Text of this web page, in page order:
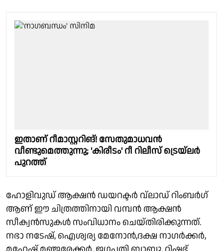
ഇതാണ് റീമാസ്റ്ററിങ്! സേതുമാധവൻ
വീണ്ടുമെത്തുന്നു; 'കിരീടം' റീ റിലീസ് ട്രെയ്‌ലർ
പുറത്ത്
ഹോളിവുഡ് ആക്ഷൻ ഡയറക്ടർ വ്ലാഡ് റിംബർഗ്
ആണ് ഈ ചിത്രത്തിനായി വമ്പൻ ആക്ഷൻ
സീക്വൻസുകൾ സംവിധാനം ചെയ്തിരിക്കുന്നത്.
നഭാ നടേഷ്, ഐശ്വര്യ മേനോൻ,ദക്ഷ നാഗർക്കർ,